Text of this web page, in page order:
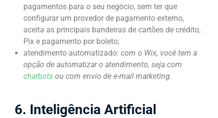
pagamentos para o seu negócio, sem ter que
configurar um provedor de pagamento externo,
aceita as principais bandeiras de cartões de crédito,
Pix e pagamento por boleto;
atendimento automatizado: com o Wix, você tem a
opção de automatizar o atendimento, seja com
chatbots ou com envio de e-mail marketing.
6. Inteligência Artificial